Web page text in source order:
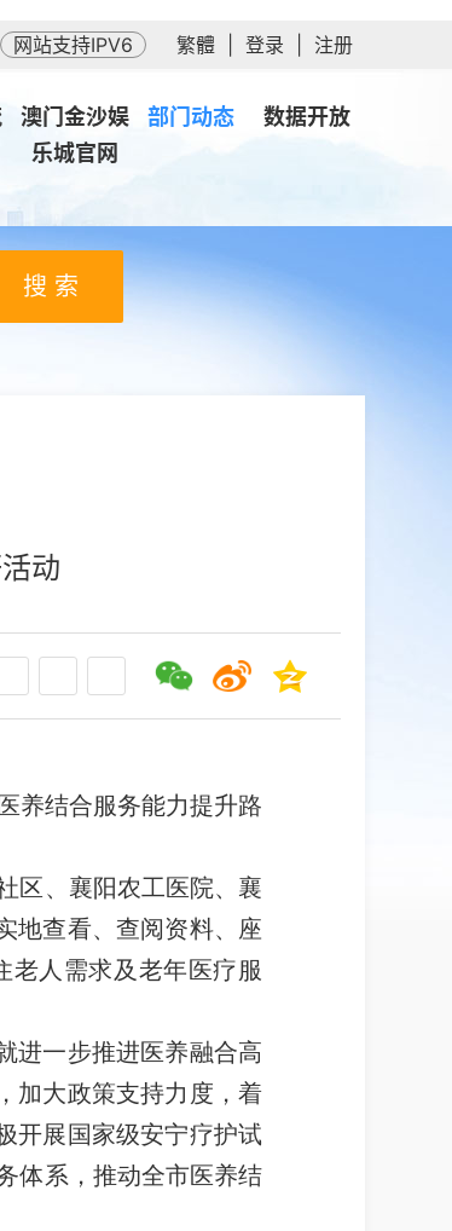
网站支持IPV6 繁體 登录 注册
澳门金沙娱
乐城官网
部门动态 数据开放
搜 索
动
养结合服务能力提升路
区、 襄阳农工医院、 襄
地查看、查阅资料、座
老人需求及老年医疗服
进一步推进医养融合高
加大政策支持力度，着
开展国家级安宁疗护试
体系，推动全市医养结